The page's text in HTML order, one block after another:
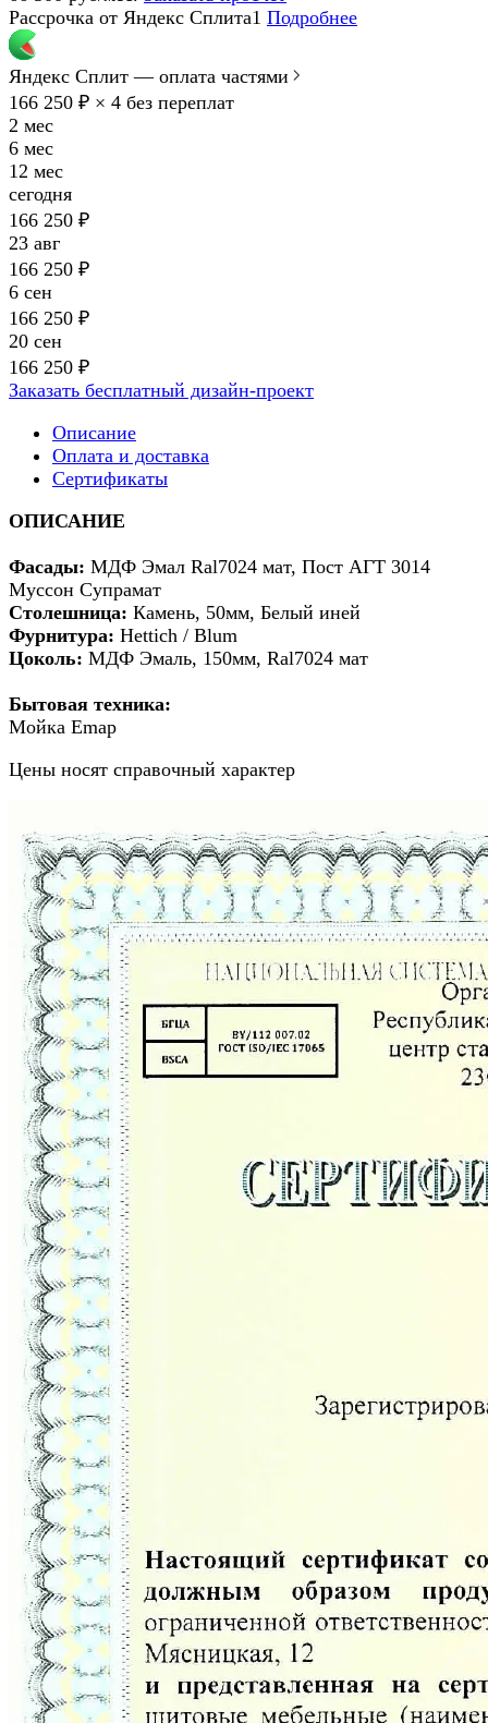
Рассрочка от Яндекс Сплита1 Подробнее
Яндекс Сплит — оплата частями
166 250 ₽ × 4 без переплат
2 мес
6 мес
12 мес
сегодня
166 250 ₽
23 авг
166 250 ₽
6 сен
166 250 ₽
20 сен
166 250 ₽
Заказать бесплатный дизайн-проект
Описание
Оплата и доставка
Сертификаты
ОПИСАНИЕ
Фасады: МДФ Эмал Ral7024 мат, Пост АГТ 3014
Муссон Супрамат
Столешница: Камень, 50мм, Белый иней
Фурнитура: Hettich / Blum
Цоколь: МДФ Эмаль, 150мм, Ral7024 мат
Бытовая техника:
Мойка Emap
Цены носят справочный характер